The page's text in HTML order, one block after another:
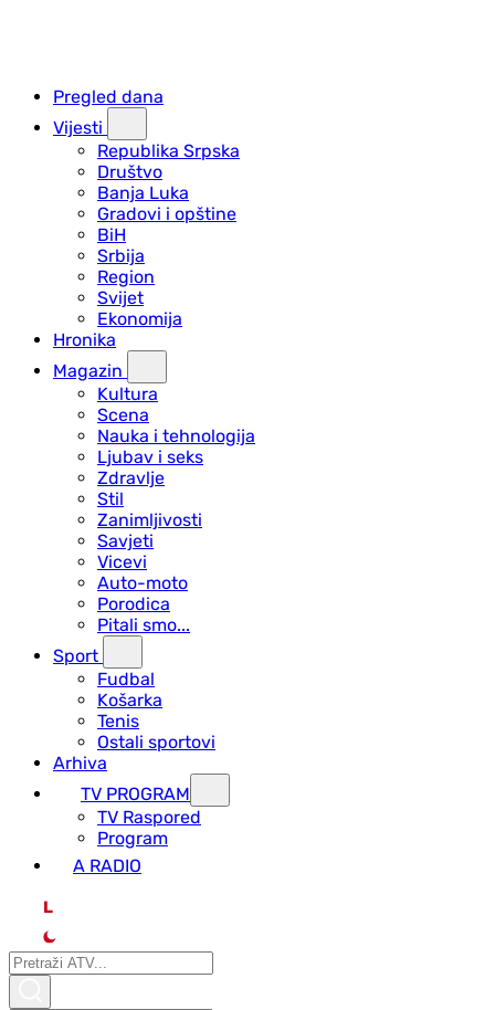
Pregled dana
Vijesti
Republika Srpska
Društvo
Banja Luka
Gradovi i opštine
BiH
Srbija
Region
Svijet
Ekonomija
Hronika
Magazin
Kultura
Scena
Nauka i tehnologija
Ljubav i seks
Zdravlje
Stil
Zanimljivosti
Savjeti
Vicevi
Auto-moto
Porodica
Pitali smo...
Sport
Fudbal
Košarka
Tenis
Ostali sportovi
Arhiva
TV PROGRAM
ТV Raspored
Program
A RADIO
L